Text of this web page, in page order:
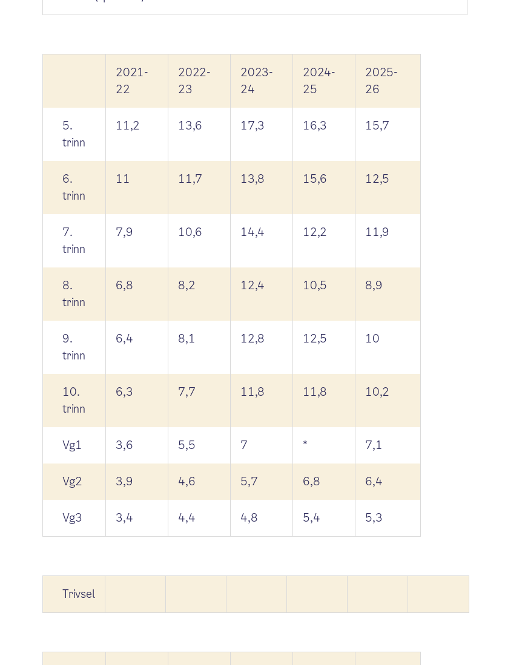
2021-
22
2022-
23
2023-
24
2024-
25
2025-
26
5.
trinn
11,2 13,6 17,3 16,3 15,7
6.
trinn
11 11,7 13,8 15,6 12,5
7.
trinn
7,9 10,6 14,4 12,2 11,9
8.
trinn
6,8 8,2 12,4 10,5 8,9
9.
trinn
6,4 8,1 12,8 12,5 10
10.
trinn
6,3 7,7 11,8 11,8 10,2
Vg1 3,6 5,5 7 * 7,1
Vg2 3,9 4,6 5,7 6,8 6,4
Vg3 3,4 4,4 4,8 5,4 5,3
Trivsel